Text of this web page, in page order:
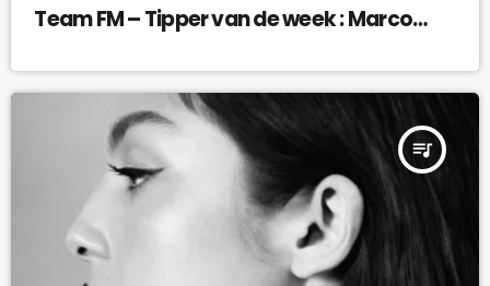
Team FM – Tipper van de week : Marco
!
queue_music